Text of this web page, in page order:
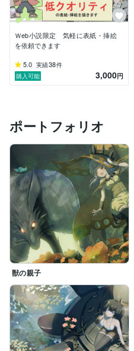
Ｗeb小説限定 気軽に表紙・挿絵
を依頼できます
5.0 実績38件
購入可能
3,000円
ポートフォリオ
獣の親子